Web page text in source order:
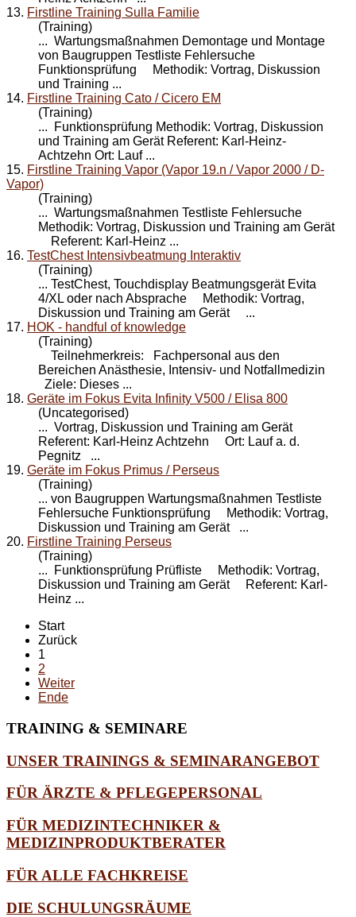
13. Firstline Training Sulla Familie
(Training)
... Wartungsmaßnahmen Demontage und Montage
von Baugruppen Testliste Fehlersuche
Funktionsprüfung Methodik: Vortrag, Diskussion
und Training ...
14. Firstline Training Cato / Cicero EM
(Training)
... Funktionsprüfung Methodik: Vortrag, Diskussion
und Training am Gerät Referent: Karl-Heinz-
Achtzehn Ort: Lauf ...
15. Firstline Training Vapor (Vapor 19.n / Vapor 2000 / D-
Vapor)
(Training)
... Wartungsmaßnahmen Testliste Fehlersuche
Methodik: Vortrag, Diskussion und Training am Gerät
Referent: Karl-Heinz ...
16. TestChest Intensivbeatmung Interaktiv
(Training)
... TestChest, Touchdisplay Beatmungsgerät Evita
4/XL oder nach Absprache Methodik: Vortrag,
Diskussion und Training am Gerät ...
17. HOK - handful of knowledge
(Training)
Teilnehmerkreis: Fachpersonal aus den
Bereichen Anästhesie, Intensiv- und Notfallmedizin
Ziele: Dieses ...
18. Geräte im Fokus Evita Infinity V500 / Elisa 800
(Uncategorised)
... Vortrag, Diskussion und Training am Gerät
Referent: Karl-Heinz Achtzehn Ort: Lauf a. d.
Pegnitz ...
19. Geräte im Fokus Primus / Perseus
(Training)
... von Baugruppen Wartungsmaßnahmen Testliste
Fehlersuche Funktionsprüfung Methodik: Vortrag,
Diskussion und Training am Gerät ...
20. Firstline Training Perseus
(Training)
... Funktionsprüfung Prüfliste Methodik: Vortrag,
Diskussion und Training am Gerät Referent: Karl-
Heinz ...
Start
Zurück
1
2
Weiter
Ende
TRAINING & SEMINARE
UNSER TRAININGS & SEMINARANGEBOT
FÜR ÄRZTE & PFLEGEPERSONAL
FÜR MEDIZINTECHNIKER &
MEDIZINPRODUKTBERATER
FÜR ALLE FACHKREISE
DIE SCHULUNGSRÄUME